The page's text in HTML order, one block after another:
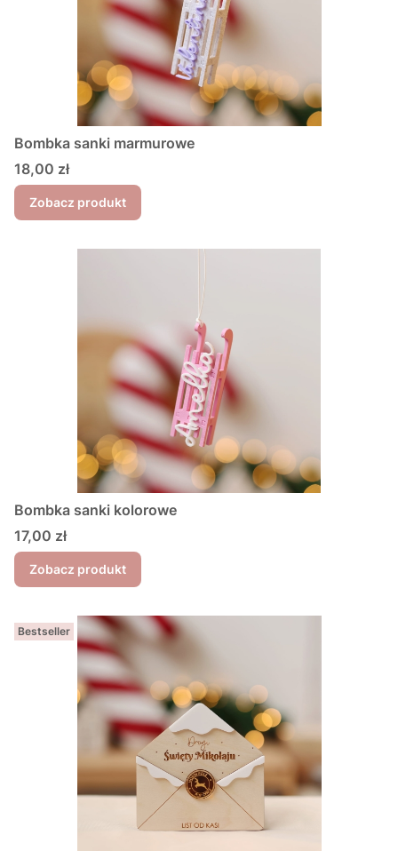
Bombka sanki marmurowe
Cena
18,00 zł
Zobacz produkt
Bombka sanki kolorowe
Cena
17,00 zł
Zobacz produkt
Bestseller